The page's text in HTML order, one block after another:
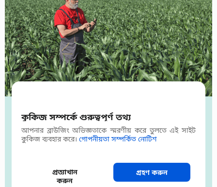
This app provided excellent
analysis and solutions for my
recommend it to anyone looking
to improve their crop health!
কুকিজ সম্পর্কে গুরুত্বপূর্ণ তথ্য
আপনার ব্রাউজিং অভিজ্ঞতাকে স্মরণীয় করে তুলতে এই সাইট
কুকিজ ব্যবহার করে। গোপনীয়তা সম্পর্কিত নোটিশ
প্রত্যাখান
করুন
গ্রহণ করুন